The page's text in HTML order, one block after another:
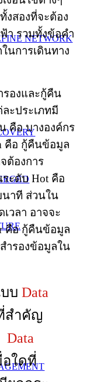
NETWORK
งสองที่จะต้อง
า รวมทั้งข้อคำ
นการเดินทาง
รองและกู้คืน
ะประเภทมี
คือ บางองค์กร
คือ กู้คืนข้อมูล
ต้องการ
ะดับ Hot คือ
าที ส่วนใน
วลา อาจจะ
คือ กู้คืนข้อมูล
ำรองข้อมูลใน
บบData
สำคัญ
Data
อใดที่